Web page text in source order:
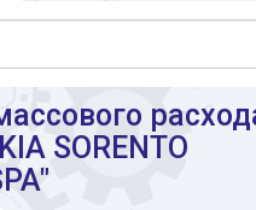
SORENTO